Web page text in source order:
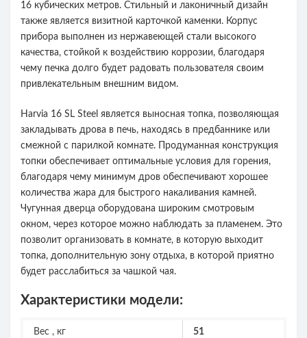
16 кубических метров. Стильный и лаконичный дизайн
также является визитной карточкой каменки. Корпус
прибора выполнен из нержавеющей стали высокого
качества, стойкой к воздействию коррозии, благодаря
чему печка долго будет радовать пользователя своим
привлекательным внешним видом.
Harvia 16 SL Steel является выносная топка, позволяющая
закладывать дрова в печь, находясь в предбаннике или
смежной с парилкой комнате. Продуманная конструкция
топки обеспечивает оптимальные условия для горения,
благодаря чему минимум дров обеспечивают хорошее
количества жара для быстрого накаливания камней.
Чугунная дверца оборудована широким смотровым
окном, через которое можно наблюдать за пламенем. Это
позволит организовать в комнате, в которую выходит
топка, дополнительную зону отдыха, в которой приятно
будет расслабиться за чашкой чая.
Характеристики модели:
Вес , кг 51